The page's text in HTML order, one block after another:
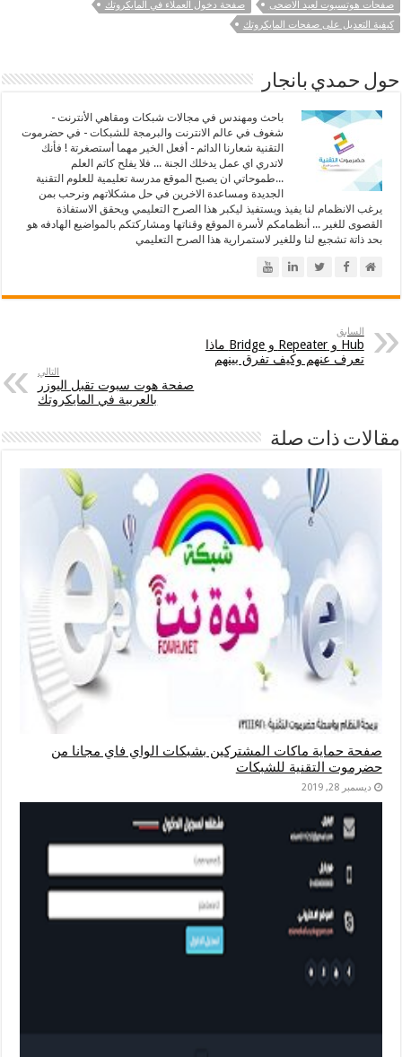
صفحات هوتسبوت لعيد الاضحى
صفحة دخول العملاء في المايكروتك
كيفية التعديل على صفحات المايكروتك
حول حمدي بانجار
باحث ومهندس في مجالات شبكات ومقاهي الأنترنت -
شغوف في عالم الانترنت والبرمجة للشبكات - في حضرموت
التقنية شعارنا الدائم - أفعل الخير مهما أستصغرتة ! فأنك
لاتدري اي عمل يدخلك الجنة ... فلا يفلح كاتم العلم
...طموحاتي ان يصبح الموقع مدرسة تعليمية للعلوم التقنية
الجديدة ومساعدة الاخرين في حل مشكلاتهم ونرحب بمن
يرغب الانظمام لنا يفيذ ويستفيذ ليكبر هذا الصرح التعليمي ويحقق الاستفاذة
القصوى للغير ... أنظمامكم لأسرة الموقع وقناتها ومشاركتكم بالمواضيع الهادفه هو
بحد ذاتة تشجيع لنا وللغير لاستمرارية هذا الصرح التعليمي
السابق
Hub و Repeater و Bridge ماذا
تعرف عنهم وكيف تفرق بينهم
التالي
صفحة هوت سبوت تقبل اليوزر
بالعربية في المايكروتك
مقالات ذات صلة
صفحة حماية ماكات المشتركين بشبكات الواي فاي مجانا من
حضرموت التقنية للشبكات
ديسمبر 28, 2019